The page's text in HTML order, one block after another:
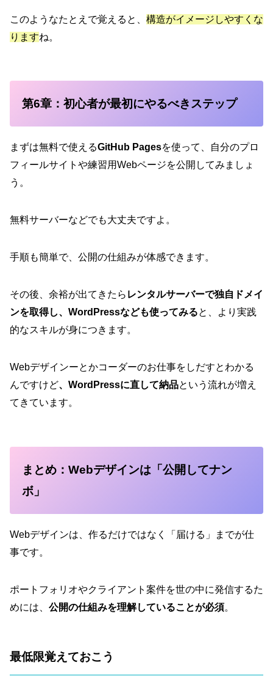
このようなたとえで覚えると、 構造がイメージしやすくな
りますね。
第6章：初心者が最初にやるべきステップ
まずは無料で使えるGitHub Pagesを使って、自分のプロ
フィールサイトや練習用Webページを公開してみましょ
う。
無料サーバーなどでも大丈夫ですよ。
手順も簡単で、公開の仕組みが体感できます。
その後、余裕が出てきたら レンタルサーバーで独自ドメイ
ンを取得し、WordPressなども使ってみると、より実践
的なスキルが身につきます。
Webデザインーとかコーダーのお仕事をしだすとわかる
んですけど、WordPressに直して納品という流れが増え
てきています。
まとめ：Webデザインは「公開してナン
ボ」
Webデザインは、作るだけではなく「届ける」までが仕
事です。
ポートフォリオやクライアント案件を世の中に発信するた
めには、 公開の仕組みを理解していることが必須。
最低限覚えておこう